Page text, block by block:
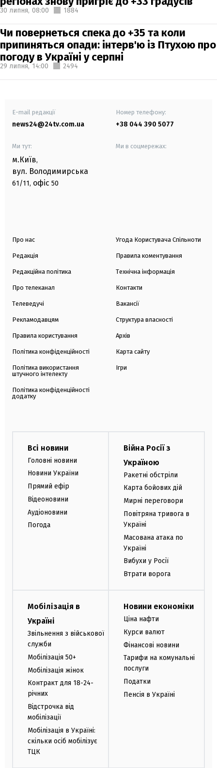
30 липня, 08:00 1884
Чи повернеться спека до +35 та коли
припиняться опади: інтерв'ю із Птухою про
погоду в Україні у серпні
29 липня, 14:00 2494
E-mail редакції
news24@24tv.com.ua
Номер телефону:
+38 044 390 5077
Ми тут:
м.Київ,
вул. Володимирська
61/11, офіс 50
Ми в соцмережах:
Про нас
Редакція
Редакційна політика
Про телеканал
Телеведучі
Рекламодавцям
Правила користування
Політика конфіденційності
Політика використання
штучного інтелекту
Політика конфіденційності
додатку
Угода Користувача Спільноти
Правила коментування
Технічна інформація
Контакти
Вакансії
Структура власності
Архів
Карта сайту
Ігри
Всі новини
Головні новини
Новини України
Прямий ефір
Відеоновини
Аудіоновини
Погода
Війна Росії з
Україною
Ракетні обстріли
Карта бойових дій
Мирні переговори
Повітряна тривога в
Україні
Масована атака по
Україні
Вибухи у Росії
Втрати ворога
Мобілізація в
Україні
Звільнення з військової
служби
Мобілізація 50+
Мобілізація жінок
Контракт для 18-24-
річних
Відстрочка від
мобілізації
Мобілізація в Україні:
скільки осіб мобілізує
ТЦК
Новини економіки
Ціна нафти
Курси валют
Фінансові новини
Тарифи на комунальні
послуги
Податки
Пенсія в Україні